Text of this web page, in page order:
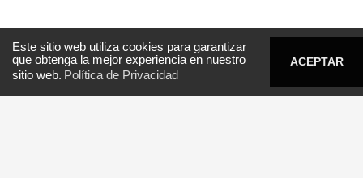
0800 8192 e-cementos
Rutas y puentes varios a lo largo del
país.
Uruguay
Este sitio web utiliza cookies para garantizar
que obtenga la mejor experiencia en nuestro
sitio web. Política de Privacidad
ACEPTAR